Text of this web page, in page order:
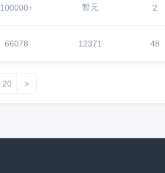
100000+ 暂无 2
66078 12371 48
20 >